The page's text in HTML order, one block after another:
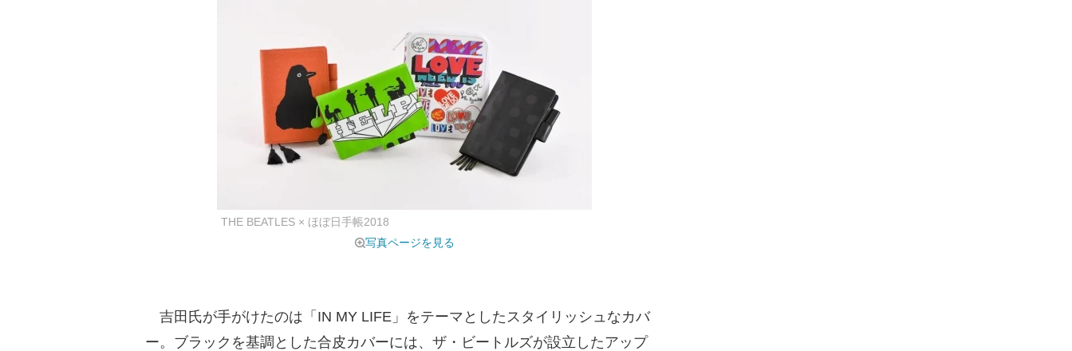
THE BEATLES × ほぼ日手帳2018
写真ページを見る
吉田氏が手がけたのは「IN MY LIFE」をテーマとしたスタイリッシュなカバ
ー。ブラックを基調とした合皮カバーには、ザ・ビートルズが設立したアップ